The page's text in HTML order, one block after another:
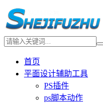
首页
平面设计辅助工具
PS插件
ps脚本动作